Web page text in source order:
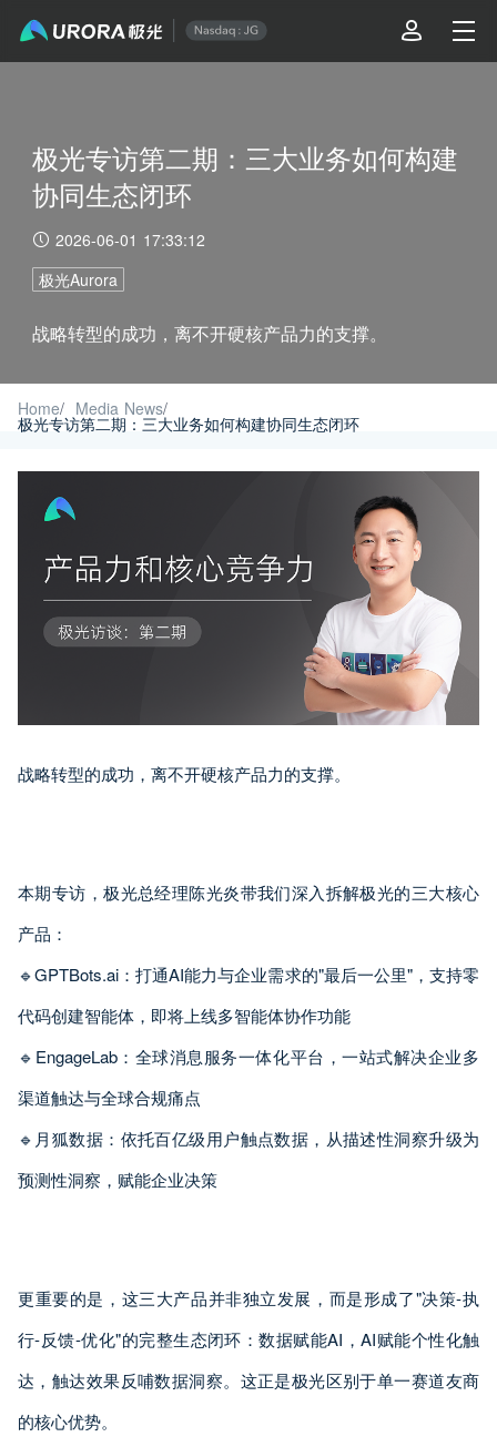
极光专访第二期：三大业务如何构建
协同生态闭环
2026-06-01 17:33:12
极光Aurora
战略转型的成功，离不开硬核产品力的支撑。
Home/ Media News/
极光专访第二期：三大业务如何构建协同生态闭环
战略转型的成功，离不开硬核产品力的支撑。
本期专访，极光总经理陈光炎带我们深入拆解极光的三大核心
产品：
🔹GPTBots.ai：打通AI能力与企业需求的"最后一公里"，支持零
代码创建智能体，即将上线多智能体协作功能
🔹EngageLab：全球消息服务一体化平台，一站式解决企业多
渠道触达与全球合规痛点
🔹月狐数据：依托百亿级用户触点数据，从描述性洞察升级为
预测性洞察，赋能企业决策
更重要的是，这三大产品并非独立发展，而是形成了"决策-执
行-反馈-优化"的完整生态闭环：数据赋能AI，AI赋能个性化触
达，触达效果反哺数据洞察。这正是极光区别于单一赛道友商
的核心优势。